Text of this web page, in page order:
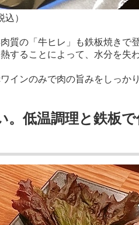
込）
質の「牛ヒレ」も鉄板焼きで登
することによって、水分を失
インのみで肉の旨みをしっか
。低温調理と鉄板